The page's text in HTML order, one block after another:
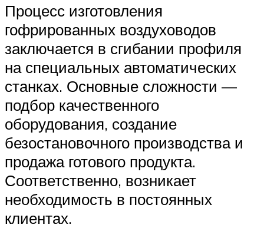
Процесс изготовления
гофрированных воздуховодов
заключается в сгибании профиля
на специальных автоматических
станках. Основные сложности —
подбор качественного
оборудования, создание
безостановочного производства и
продажа готового продукта.
Соответственно, возникает
необходимость в постоянных
клиентах.